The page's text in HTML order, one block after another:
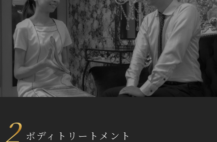
2 ボディトリートメント